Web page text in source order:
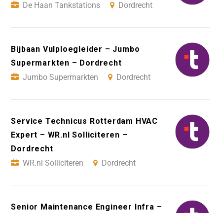
De Haan Tankstations
Dordrecht
Bijbaan Vulploegleider – Jumbo
Supermarkten – Dordrecht
Jumbo Supermarkten
Dordrecht
Service Technicus Rotterdam HVAC
Expert – WR.nl Solliciteren –
Dordrecht
WR.nl Solliciteren
Dordrecht
Senior Maintenance Engineer Infra –